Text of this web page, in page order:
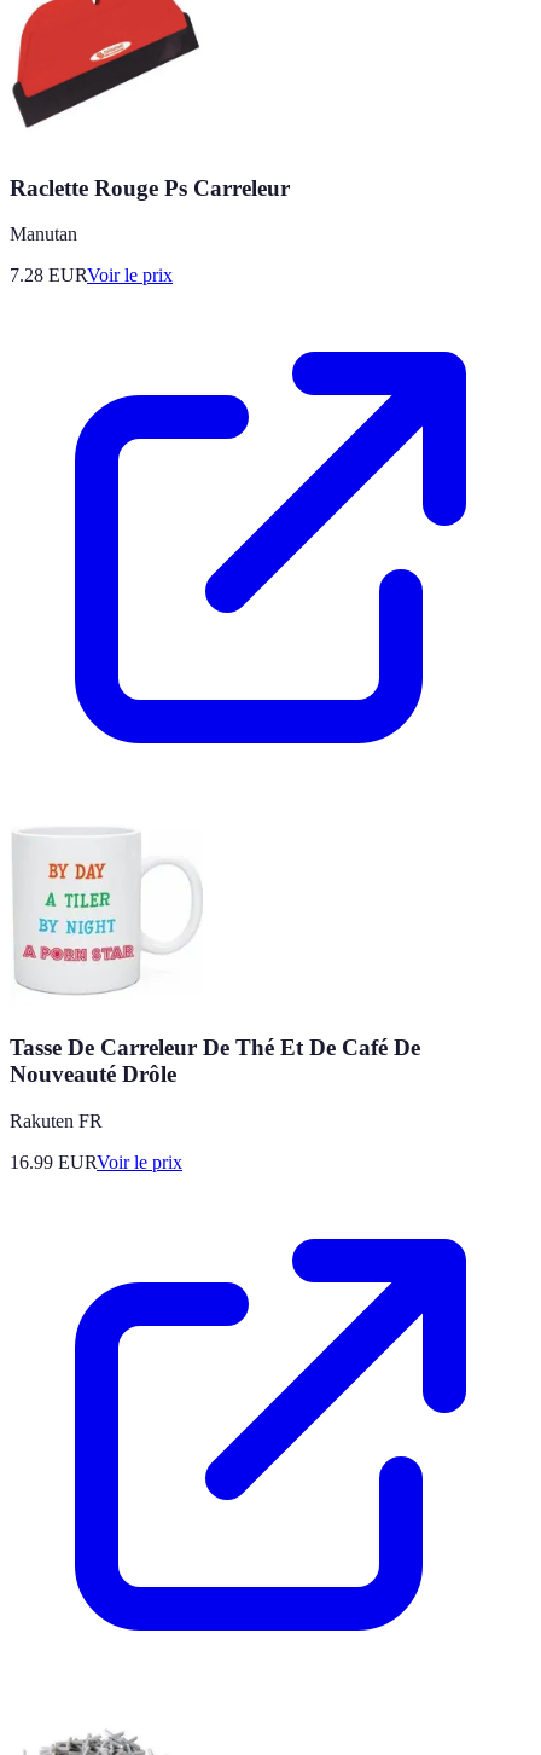
Raclette Rouge Ps Carreleur
Manutan
7.28 EURVoir le prix
Tasse De Carreleur De Thé Et De Café De
Nouveauté Drôle
Rakuten FR
16.99 EURVoir le prix